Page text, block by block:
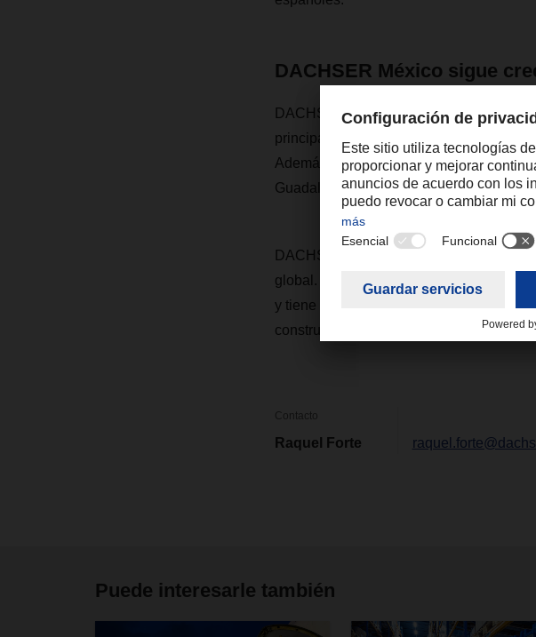
DACHSER México sigue
DACHSER México abrío sus puertas en
principales proveedores del mercado
Además de Puebla, DACHSER también
Guadalajara y Monterrey, y planea
DACHSER México está conectado con
global. La organización del país
y tiene muchos años de experiencia en
construcción, entre otras.
Contacto
Raquel Forte
Puede interesarle también